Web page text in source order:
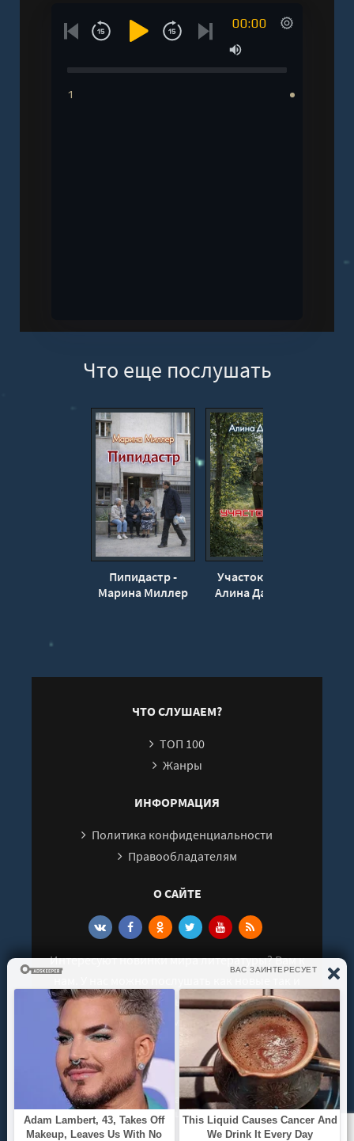
00:00
1
Что еще послушать
Пипидастр -
Марина Миллер
Участок № 12 -
Алина Дарьина
ЧТО СЛУШАЕМ?
ТОП 100
Жанры
ИНФОРМАЦИЯ
Политика конфиденциальности
Правообладателям
О САЙТЕ
Интересуют новинки мира литературы? Вам к
старые аудиокниги. Выбрать и поделиться с
друзьями лучшими аудиокнигами!
© 2021 - 2026 kniga-audio.net. Все права
защищены.